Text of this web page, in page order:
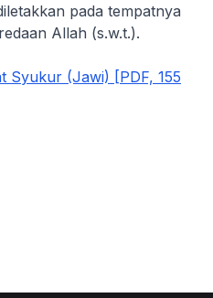
pada tempatnya
Allah (s.w.t.).
Syukur (Jawi) [PDF, 155